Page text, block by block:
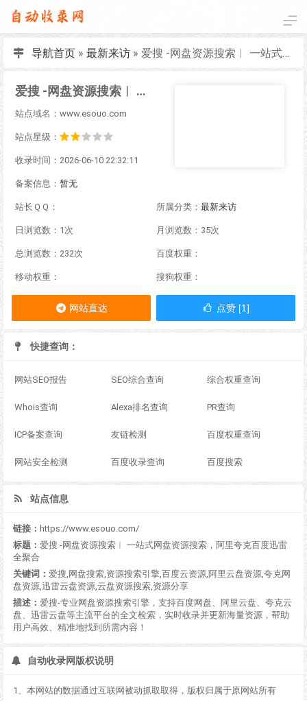
导航首页» 最新来访» 爱搜 -网盘资源搜索︱ 一站式网盘资源搜索，阿里夸克百度迅雷全聚合
爱搜 -网盘资源搜索︱ 一站式网盘资源搜索，阿里夸克百度迅雷全聚合
站点域名：www.esouo.com
站点星级：
收录时间：2026-06-10 22:32:11
备案信息： 暂无
站长ＱＱ： 所属分类： 最新来访
日浏览数：1次 月浏览数：35次
总浏览数：232次 百度权重：
移动权重： 搜狗权重：
网站直达 点赞 [1]
快捷查询：
网站SEO报告 SEO综合查询 综合权重查询
Whois查询 Alexa排名查询 PR查询
ICP备案查询 友链检测 百度权重查询
网站安全检测 百度收录查询 百度搜索
站点信息
链接： https://www.esouo.com/
标题： 爱搜 -网盘资源搜索︱ 一站式网盘资源搜索，阿里夸克百度迅雷
全聚合
关键词： 爱搜,网盘搜索,资源搜索引擎,百度云资源,阿里云盘资源,夸克网
盘资源,迅雷云盘资源,云盘资源搜索,资源分享
描述： 爱搜-专业网盘资源搜索引擎，支持百度网盘、阿里云盘、夸克云
盘、迅雷云盘等主流平台的全文检索，实时收录并更新海量资源，帮助
用户高效、精准地找到所需内容！
自动收录网版权说明
1、本网站的数据通过互联网被动抓取取得，版权归属于原网站所有